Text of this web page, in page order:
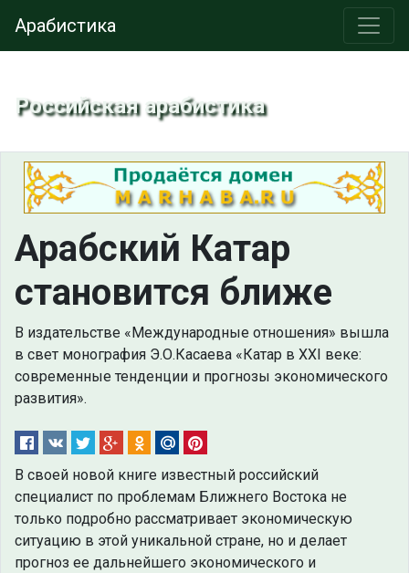
Арабистика
Российская арабистика
Арабский Катар
становится ближе
В издательстве «Международные отношения» вышла
в свет монография Э.О.Касаева «Катар в XXI веке:
современные тенденции и прогнозы экономического
развития».
В своей новой книге известный российский
специалист по проблемам Ближнего Востока не
только подробно рассматривает экономическую
ситуацию в этой уникальной стране, но и делает
прогноз ее дальнейшего экономического и